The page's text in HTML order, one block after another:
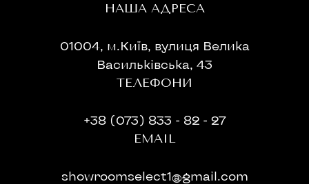
НАША АДРЕСА
01004, м.Київ, вулиця Велика
Васильківська, 43
ТЕЛЕФОНИ
+38 (073) 833 - 82 - 27
EMAIL
showroomselect1@gmail.com